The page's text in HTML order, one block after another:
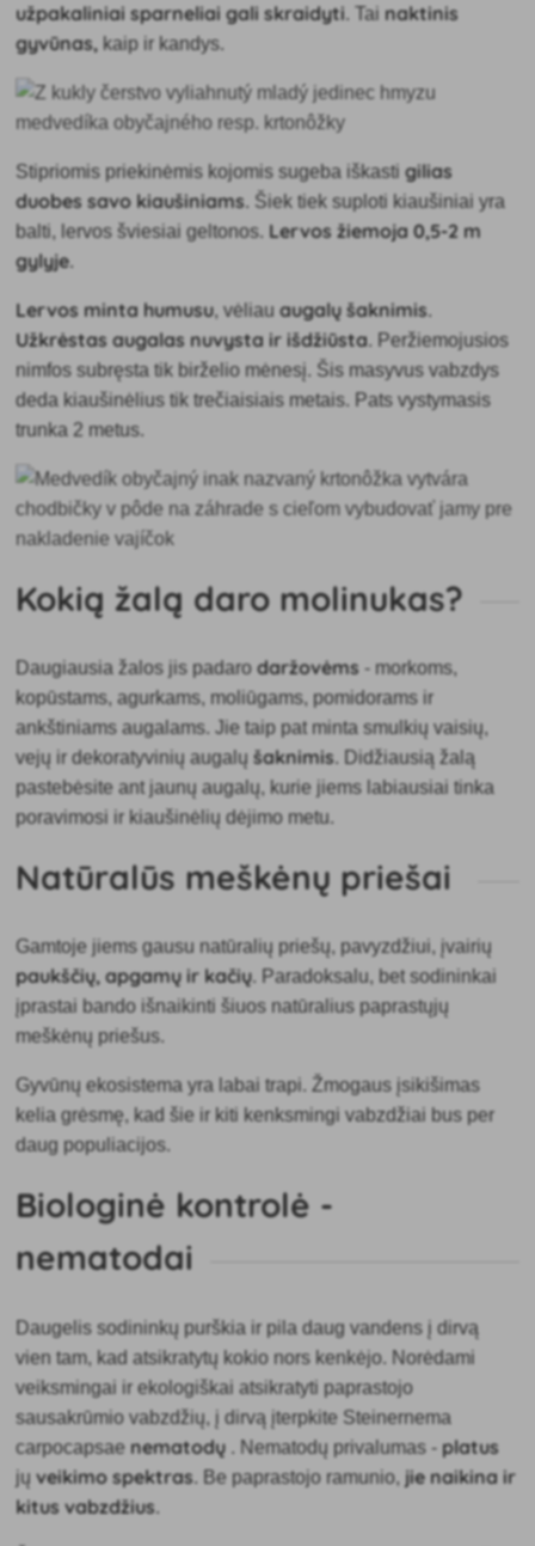
užpakaliniai sparneliai gali skraidyti. Tainaktinis
gyvūnas, kaip ir kandys.
Stipriomis priekinėmis kojomis sugeba iškastigilias
duobes savo kiaušiniams. Šiek tiek suploti kiaušiniai yra
balti, lervos šviesiai geltonos.Lervos žiemoja 0,5-2 m
gylyje.
Lervos minta humusu, vėliauaugalų šaknimis.
Užkrėstas augalas nuvysta ir išdžiūsta. Peržiemojusios
nimfos subręsta tik birželio mėnesį. Šis masyvus vabzdys
deda kiaušinėlius tik trečiaisiais metais. Pats vystymasis
trunka 2 metus.
Kokią žalą daro molinukas?
Daugiausia žalos jis padarodaržovėms - morkoms,
kopūstams, agurkams, moliūgams, pomidorams ir
ankštiniams augalams. Jie taip pat minta smulkių vaisių,
vejų ir dekoratyvinių augalųšaknimis. Didžiausią žalą
pastebėsite ant jaunų augalų, kurie jiems labiausiai tinka
poravimosi ir kiaušinėlių dėjimo metu.
Natūralūs meškėnų priešai
Gamtoje jiems gausu natūralių priešų, pavyzdžiui, įvairių
paukščių, apgamų ir kačių. Paradoksalu, bet sodininkai
įprastai bando išnaikinti šiuos natūralius paprastųjų
meškėnų priešus.
Gyvūnų ekosistema yra labai trapi. Žmogaus įsikišimas
kelia grėsmę, kad šie ir kiti kenksmingi vabzdžiai bus per
daug populiacijos.
Biologinė kontrolė -
nematodai
Daugelis sodininkų purškia ir pila daug vandens į dirvą
vien tam, kad atsikratytų kokio nors kenkėjo. Norėdami
veiksmingai ir ekologiškai atsikratyti paprastojo
sausakrūmio vabzdžių, į dirvą įterpkite Steinernema
carpocapsaenematodų . Nematodų privalumas -platus
jųveikimo spektras. Be paprastojo ramunio, jie naikina ir
kitus vabzdžius.